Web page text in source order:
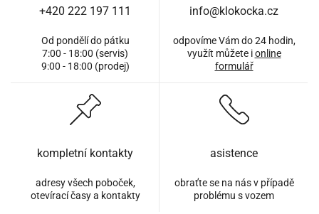
+420 222 197 111
Od pondělí do pátku
7:00 - 18:00 (servis)
9:00 - 18:00 (prodej)
info@klokocka.cz
odpovíme Vám do 24 hodin,
využít můžete ionline
formulář
kompletní kontakty
adresy všech poboček,
otevírací časy a kontakty
asistence
obraťte se na nás v případě
problému s vozem